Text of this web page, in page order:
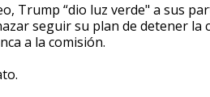
Trump “dio luz verde" a sus
seguir su plan de detener la
a la comisión.